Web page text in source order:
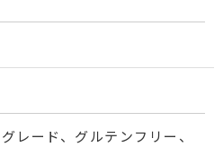
レード、グルテンフリー、